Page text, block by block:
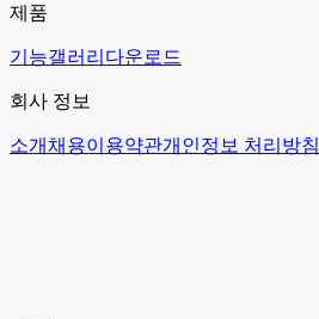
제품
기능갤러리 다운로드
회사 정보
소개 채용이용약관개인정보 처리방침